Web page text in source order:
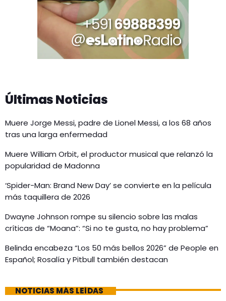
Últimas Noticias
Muere Jorge Messi, padre de Lionel Messi, a los 68 años
tras una larga enfermedad
Muere William Orbit, el productor musical que relanzó la
popularidad de Madonna
‘Spider-Man: Brand New Day’ se convierte en la película
más taquillera de 2026
Dwayne Johnson rompe su silencio sobre las malas
críticas de “Moana”: “Si no te gusta, no hay problema”
Belinda encabeza “Los 50 más bellos 2026” de People en
Español; Rosalía y Pitbull también destacan
NOTICIAS MÁS LEÍDAS